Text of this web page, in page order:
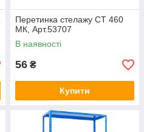
Перетинка стелажу СТ 460
МК, Арт.53707
В наявності
56 ₴
Купити